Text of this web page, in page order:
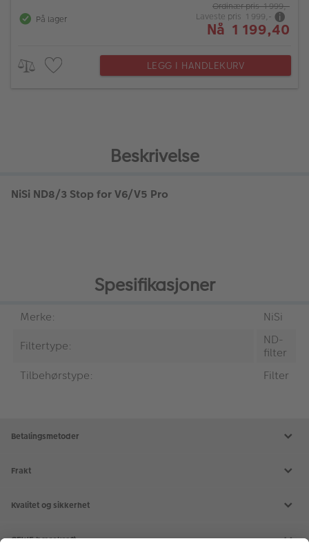
På lager
Ordinær pris 1 999,-
Laveste pris 1 999,-
Nå 1 199,40
LEGG I HANDLEKURV
Beskrivelse
NiSi ND8/3 Stop for V6/V5 Pro
Spesifikasjoner
Merke:
NiSi
Filtertype:
ND-
filter
Tilbehørstype:
Filter
Betalingsmetoder
Frakt
Kvalitet og sikkerhet
CEWE bærekraft